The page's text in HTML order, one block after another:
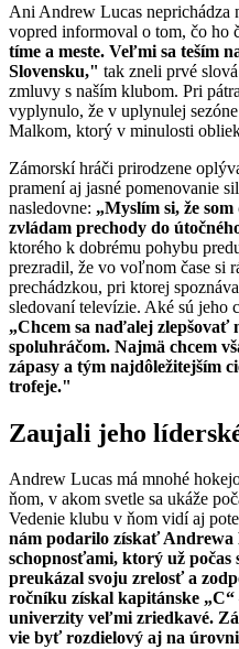
Ani Andrew Lucas neprichádza
vopred informoval o tom, čo ho
tíme a meste. Veľmi sa teším
Slovensku," tak zneli prvé
zmluvy s naším klubom. Pri
vyplynulo, že v uplynulej
Malkom, ktorý v minulosti
Zámorskí hráči prirodzene
pramení aj jasné pomenovanie
nasledovne: „Myslím si, že
zvládam prechody do
ktorého k dobrému pohybu
prezradil, že vo voľnom čase si
prechádzkou, pri ktorej
sledovaní televízie. Aké sú jeho
„Chcem sa naďalej
spoluhráčom. Najmä chcem
zápasy a tým najdôležitejším
trofeje."
Zaujali jeho
Andrew Lucas má mnohé
ňom, v akom svetle sa ukáže
Vedenie klubu v ňom vidí aj
nám podarilo získať Andrewa
schopnosťami, ktorý už počas
preukázal svoju zrelosť a
ročníku získal kapitánske
univerzity veľmi zriedkavé.
vie byť rozdielový aj na